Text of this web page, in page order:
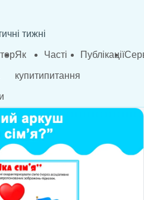
тижні
Як
купити
Часті
питання
Публікації